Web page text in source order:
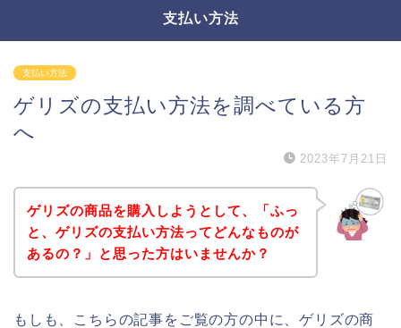
支払い方法
支払い方法
ゲリズの支払い方法を調べている方
へ
2023年7月21日
ゲリズの商品を購入しようとして、「ふっ
と、ゲリズの支払い方法ってどんなものが
あるの？」と思った方はいませんか？
もしも、こちらの記事をご覧の方の中に、ゲリズの商